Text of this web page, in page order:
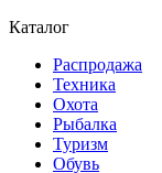
Каталог
Распродажа
Техника
Охота
Рыбалка
Туризм
Обувь